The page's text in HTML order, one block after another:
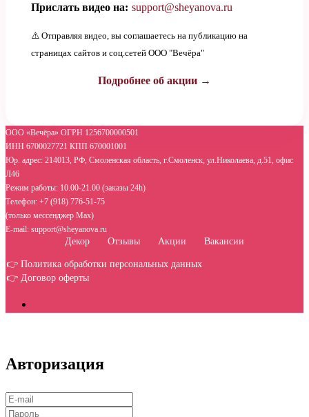
Прислать видео на: support@sheyanova.ru
⚠️ Отправляя видео, вы соглашаетесь на публикацию на
страницах сайтов и соц.сетей ООО "Вечёра"
Подробнее об акции →
ООО «Вечёра» ОГРН 1256700000501
ИНН 6700027721 КПП 670001001
Юр. адрес: 214013, РФ, Смоленская область, г.Смоленск, ул.Николаева, д.51, офис
Л46
Режим работы: 10.00-21.00 (заказы 24h)
Телефон: +7 (918) 776-51-75
(только мессенджер Max)
E-mail: support@sheyanova.ru
Декор Отзывы Акции Вакансии
👉 Политика обработки персональных данных
👉 Договор оферты
Авторизация